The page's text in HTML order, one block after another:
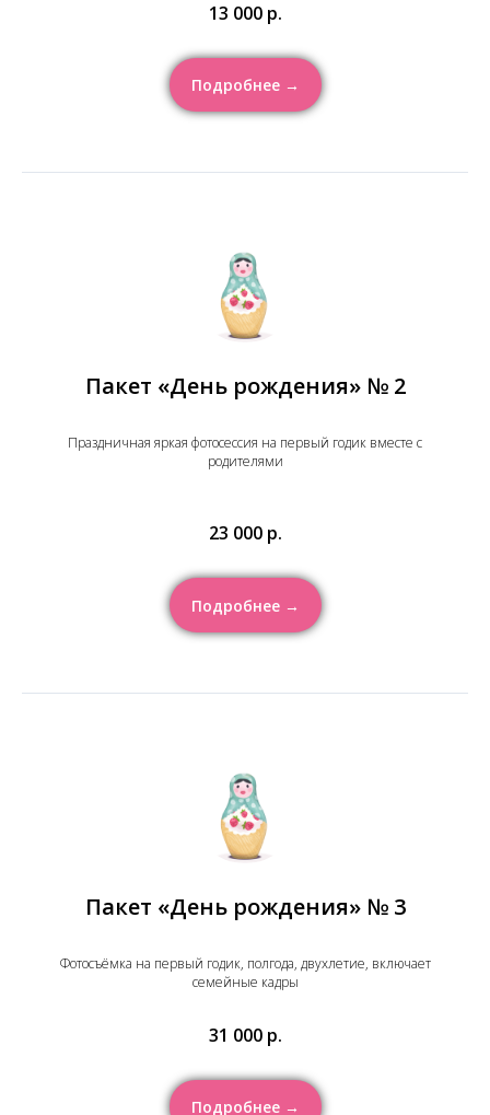
13 000 р.
Подробнее →
Пакет «День рождения» № 2
Праздничная яркая фотосессия на первый годик вместе с
родителями
23 000 р.
Подробнее →
Пакет «День рождения» № 3
Фотосъёмка на первый годик, полгода, двухлетие, включает
семейные кадры
31 000 р.
Подробнее →